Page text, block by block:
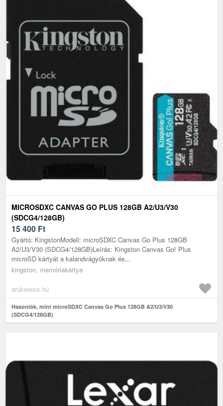
MICROSDXC CANVAS GO PLUS 128GB A2/U3/V30
(SDCG4/128GB)
15 400 Ft
Gyártó: KingstonModell: microSDXC Canvas Go Plus 128GB
A2/U3/V30 (SDCG4/128GB)Leírás: Kingston Canvas Go! Plus
microSD kártyát a kalandvágyóknak és...
kingston, memóriakártya
arukereso.hu
Hasonlók, mint microSDXC Canvas Go Plus 128GB A2/U3/V30
(SDCG4/128GB)